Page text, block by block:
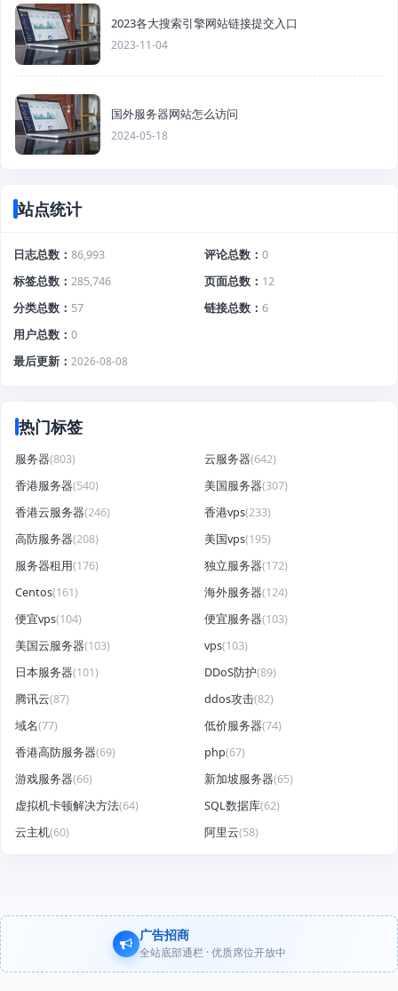
2023各大搜索引擎网站链接提交入口
2023-11-04
国外服务器网站怎么访问
2024-05-18
站点统计
日志总数 86,993 评论总数
0
标签总数
285,746 页面总数
12
分类总数
57 链接总数
6
用户总数
0
最后更新
2026-08-08
热门标签
服务器(803) 云服务器(642)
香港服务器(540) 美国服务器(307)
香港云服务器(246) 香港vps(233)
高防服务器(208) 美国vps(195)
服务器租用(176) 独立服务器(172)
Centos(161) 海外服务器(124)
便宜vps(104) 便宜服务器(103)
美国云服务器(103) vps(103)
日本服务器(101) DDoS防护(89)
腾讯云(87) ddos攻击(82)
域名(77) 低价服务器(74)
香港高防服务器(69) php(67)
游戏服务器(66) 新加坡服务器(65)
虚拟机卡顿解决方法(64) SQL数据库(62)
云主机(60) 阿里云(58)
广告招商
全站底部通栏 · 优质席位开放中